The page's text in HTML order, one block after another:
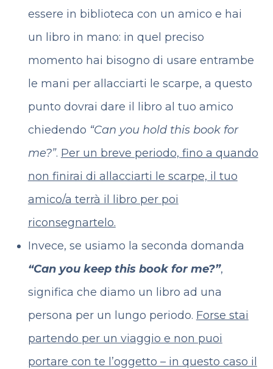
essere in biblioteca con un amico e hai
un libro in mano: in quel preciso
momento hai bisogno di usare entrambe
le mani per allacciarti le scarpe, a questo
punto dovrai dare il libro al tuo amico
chiedendo “Can you hold this book for
me?”. Per un breve periodo, fino a quando
non finirai di allacciarti le scarpe, il tuo
amico/a terrà il libro per poi
riconsegnartelo.
Invece, se usiamo la seconda domanda
“Can you keep this book for me?”,
significa che diamo un libro ad una
persona per un lungo periodo. Forse stai
partendo per un viaggio e non puoi
portare con te l’oggetto – in questo caso il